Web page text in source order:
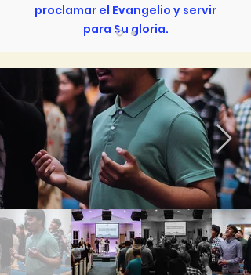
proclamar el Evangelio y servir
para Su gloria.